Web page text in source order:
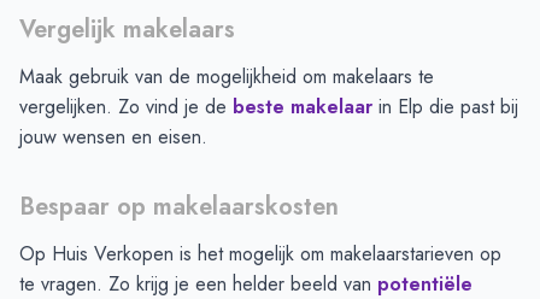
Vergelijk makelaars
Maak gebruik van de mogelijkheid om makelaars te
vergelijken. Zo vind je de beste makelaar in Elp die past bij
jouw wensen en eisen.
Bespaar op makelaarskosten
Op Huis Verkopen is het mogelijk om makelaarstarieven op
te vragen. Zo krijg je een helder beeld van potentiële